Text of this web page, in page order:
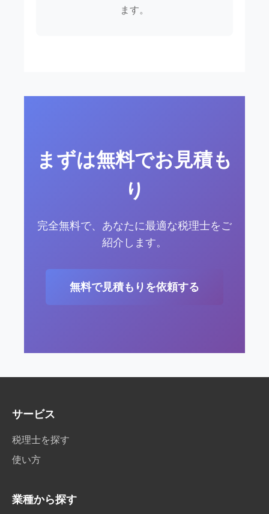
ます。
まずは無料でお見積も
り
完全無料で、あなたに最適な税理士をご
紹介します。
無料で見積もりを依頼する
サービス
税理士を探す
使い方
業種から探す